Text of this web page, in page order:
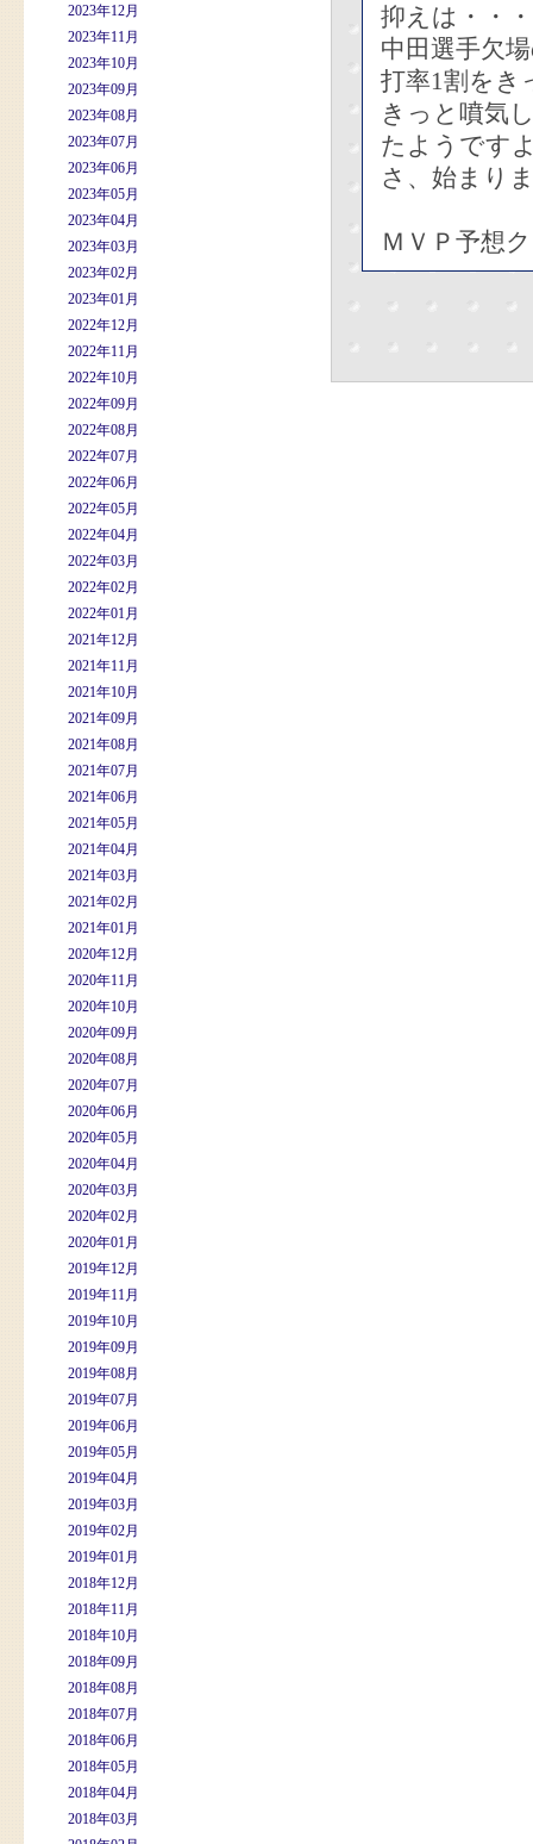
2023年12月
2023年11月
2023年10月
2023年09月
2023年08月
2023年07月
2023年06月
2023年05月
2023年04月
2023年03月
2023年02月
2023年01月
2022年12月
2022年11月
2022年10月
2022年09月
2022年08月
2022年07月
2022年06月
2022年05月
2022年04月
2022年03月
2022年02月
2022年01月
2021年12月
2021年11月
2021年10月
2021年09月
2021年08月
2021年07月
2021年06月
2021年05月
2021年04月
2021年03月
2021年02月
2021年01月
2020年12月
2020年11月
2020年10月
2020年09月
2020年08月
2020年07月
2020年06月
2020年05月
2020年04月
2020年03月
2020年02月
2020年01月
2019年12月
2019年11月
2019年10月
2019年09月
2019年08月
2019年07月
2019年06月
2019年05月
2019年04月
2019年03月
2019年02月
2019年01月
2018年12月
2018年11月
2018年10月
2018年09月
2018年08月
2018年07月
2018年06月
2018年05月
2018年04月
2018年03月
抑えは・・
中田選手欠
打率1割をき
きっと噴気
たようです
さ、始まり
ＭＶＰ予想